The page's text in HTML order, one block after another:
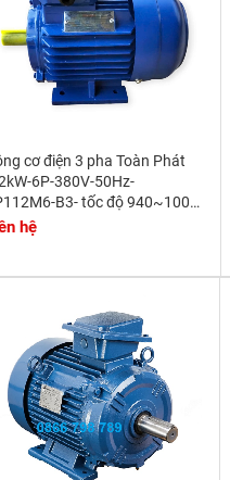
cơ điện 3 pha Toàn Phát
6P-380V-50Hz-
B3- tốc độ 940~1000
hệ